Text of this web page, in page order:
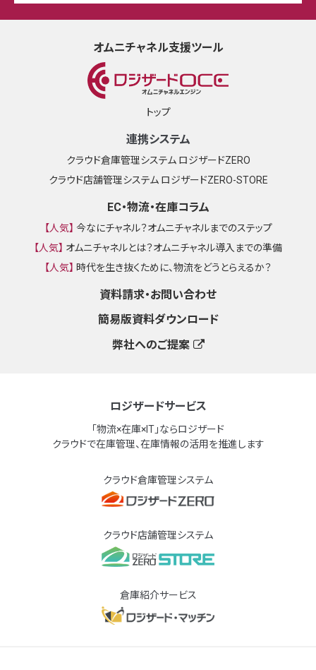
オムニチャネル支援ツール
トップ
連携システム
クラウド倉庫管理システム ロジザードZERO
クラウド店舗管理システム ロジザードZERO-STORE
EC・物流・在庫コラム
【人気】 今なにチャネル？オムニチャネルまでのステップ
【人気】 オムニチャネルとは？オムニチャネル導入までの準備
【人気】 時代を生き抜くために、物流をどうとらえるか？
資料請求・お問い合わせ
簡易版資料ダウンロード
弊社へのご提案
ロジザードサービス
「物流×在庫×IT」ならロジザード
クラウドで在庫管理、在庫情報の活用を推進します
クラウド倉庫管理システム
クラウド店舗管理システム
倉庫紹介サービス